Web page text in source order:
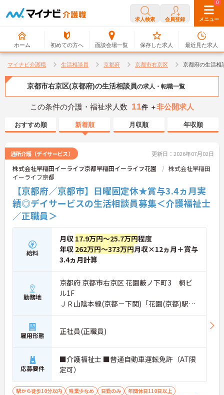
求人検索 会員登録 メニュー
ホーム 初めての方へ 面談会場一覧
0
保存した求人
0
最近見た求人
マイナビ介護職 生活相談員 京都府 京都市右京区 京都府の生活相
京都市右京区(京都府)の生活相談員の求人・転職一覧
この条件の介護・福祉求人数 11件 ＋非公開求人
おすすめ順 新着順 月収順 年収順
通所介護（デイサービス） 更新日：2026年07月02日
株式会社早稲田イーライフ京都早稲田イーライフ花園
株式会社早稲田
イーライフ京都
【京都府／京都市】日曜固定休★賞与3.4ヵ月実
績◎デイサービスの生活相談員募集＜介護福祉士
／正職員＞
給料
月収 17.9万円～25.7万円程度
年収 262万円～373万円月収×12ヵ月＋賞与
3.4ヵ月計算
勤務地
京都府 京都市右京区 花園藪ノ下町3 桐ビ
ル1F
ＪＲ山陰本線(京都－下関)「花園(京都)駅」
徒歩10分
雇用形態 正社員(正職員)
応募要件
■介護福祉士 ■普通自動車運転免許（AT限
定可）
駅から徒歩10分以内 残業少なめ 日勤のみ
年間休日110日以上